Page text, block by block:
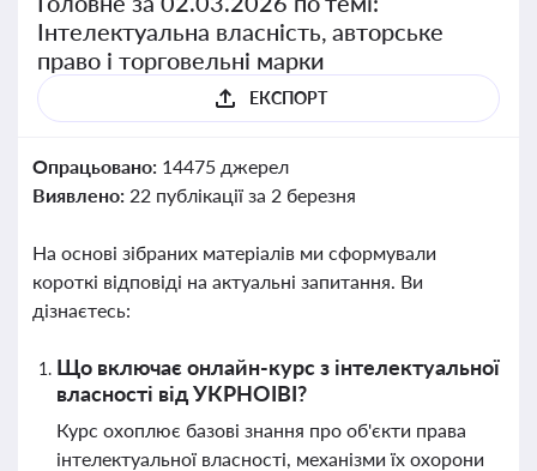
Інтелектуальна власність, авторське
право і торговельні марки
ЕКСПОРТ
Опрацьовано: 14475 джерел
Виявлено: 22 публікації за 2 березня
На основі зібраних матеріалів ми сформували
короткі відповіді на актуальні запитання. Ви
дізнаєтесь:
Що включає онлайн-курс з інтелектуальної
власності від УКРНОІВІ?
Курс охоплює базові знання про об'єкти права
інтелектуальної власності, механізми їх охорони